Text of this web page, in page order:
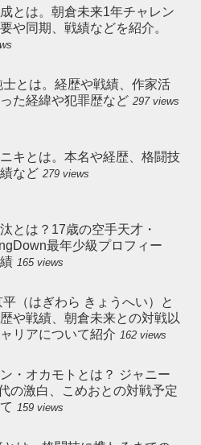
とは。朝倉未来1年チャレン
や同期、戦績などを紹介。
士とは。経歴や戦績、作家活
た経緯や犯罪歴など 297 views
キとは。本名や経歴、格闘技
など 279 views
とは？17歳の空手天才・
最年少級プロフィー
165 views
（はぎわら きょうへい）と
や戦績、朝倉未来との対戦以
リアについて紹介 162 views
・オカモトとは？ ジャニー
の激白、こめおとの対戦予定
159 views